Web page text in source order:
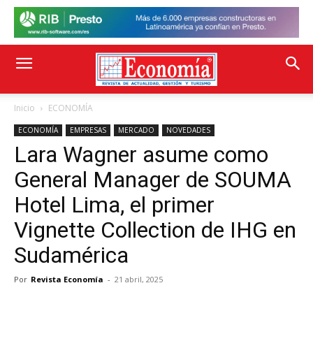
Inicio ECONOMÍA
ECONOMÍA EMPRESAS MERCADO NOVEDADES
Lara Wagner asume como
General Manager de SOUMA
Hotel Lima, el primer
Vignette Collection de IHG en
Sudamérica
Por Revista Economía - 21 abril, 2025